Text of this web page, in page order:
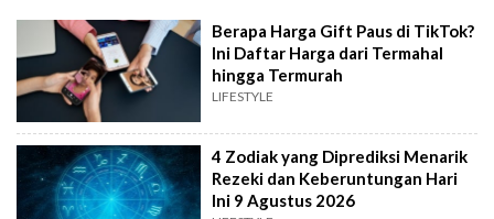
Berapa Harga Gift Paus di TikTok?
Ini Daftar Harga dari Termahal
hingga Termurah
LIFESTYLE
4 Zodiak yang Diprediksi Menarik
Rezeki dan Keberuntungan Hari
Ini 9 Agustus 2026